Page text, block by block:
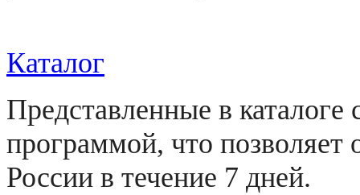
Каталог
Представленные в каталоге
программой, что позволяет
России в течение 7 дней.